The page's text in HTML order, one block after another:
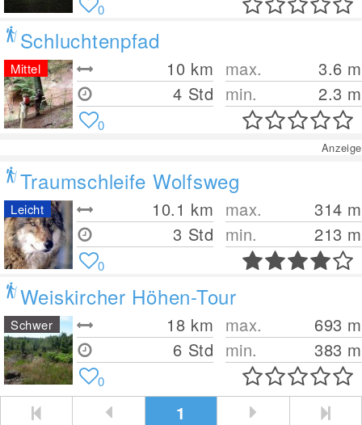
0
Schluchtenpfad
10 km
4 Std
max. 3.6 m
min.
2.3 m
Mittel
0
Anzeige
Traumschleife Wolfsweg
10.1 km
3 Std
max. 314 m
min.
213 m
Leicht
0
Weiskircher Höhen-Tour
18 km
6 Std
max. 693 m
min.
383 m
Schwer
0
1